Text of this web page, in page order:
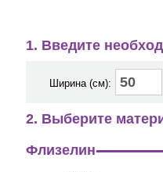
1. Введите
Ширина (см):
2. Выберите
Флизелин